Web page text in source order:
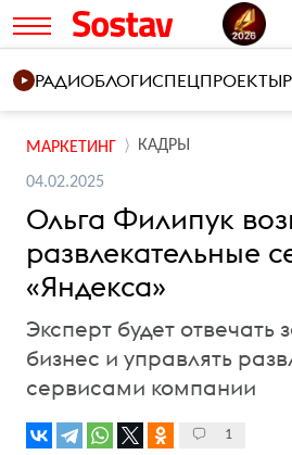
РАДИОБЛОГИСПЕЦПРОЕКТЫ
МАРКЕТИНГ КАДРЫ
04.02.2025
Ольга Филипук
развлекательные
«Яндекса»
Эксперт будет отвечать
бизнес и управлять
сервисами компании
1